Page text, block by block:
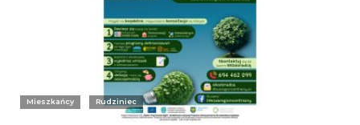
Mieszkańcy Rudziniec